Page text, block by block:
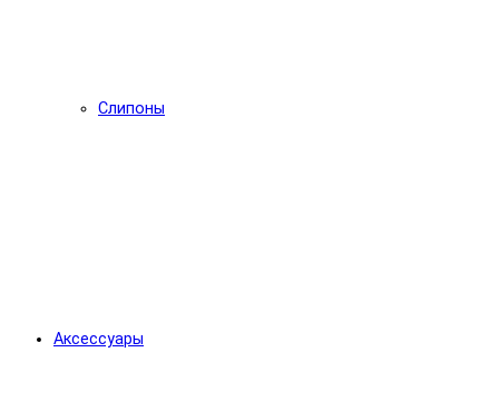
Слипоны
Аксессуары